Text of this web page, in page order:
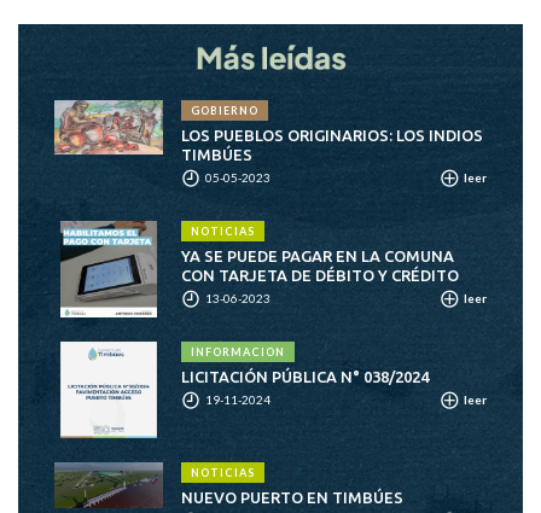
GOBIERNO
LOS PUEBLOS ORIGINARIOS: LOS INDIOS
TIMBÚES
05-05-2023 leer
NOTICIAS
YA SE PUEDE PAGAR EN LA COMUNA
CON TARJETA DE DÉBITO Y CRÉDITO
13-06-2023 leer
INFORMACION
LICITACIÓN PÚBLICA N° 038/2024
19-11-2024 leer
NOTICIAS
NUEVO PUERTO EN TIMBÚES